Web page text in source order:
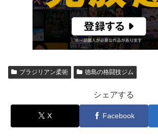
ブラジリアン柔術 徳島の格闘技ジム
シェアする
X Facebook